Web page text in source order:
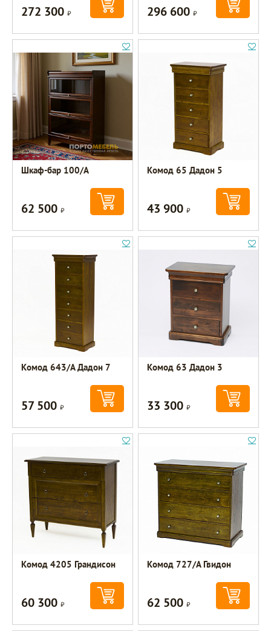
272 300Р 296 600Р
Шкаф-бар 100/А
62 500Р
Комод 65 Дадон 5
43 900Р
Комод 643/А Дадон 7
57 500Р
Комод 63 Дадон 3
33 300Р
Комод 4205 Грандисон
60 300Р
Комод 727/А Гвидон
62 500Р